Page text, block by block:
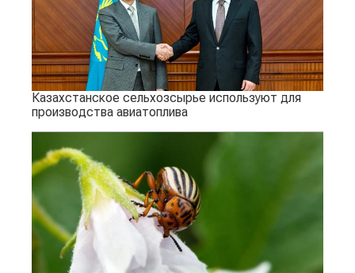
Казахстанское сельхозсырье используют для
производства авиатоплива